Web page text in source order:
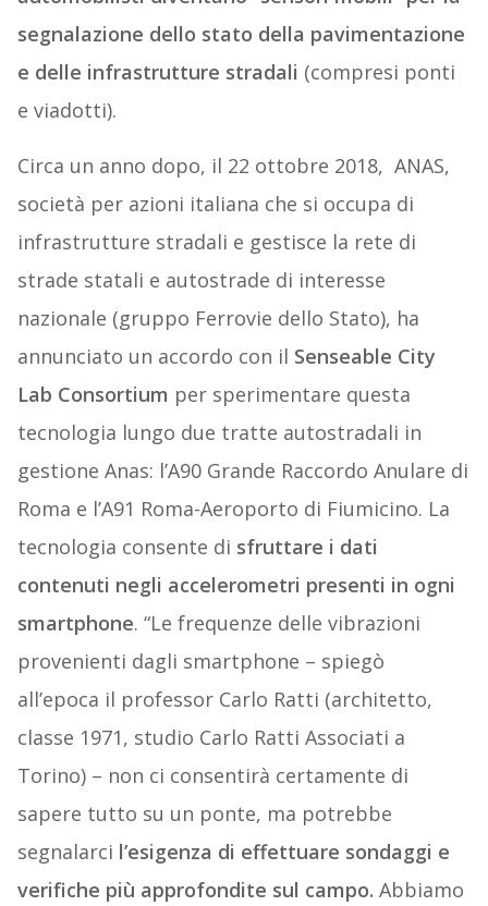
segnalazione dello stato della pavimentazione
e delle infrastrutture stradali (compresi ponti
e viadotti).
Circa un anno dopo, il 22 ottobre 2018, ANAS,
società per azioni italiana che si occupa di
infrastrutture stradali e gestisce la rete di
strade statali e autostrade di interesse
nazionale (gruppo Ferrovie dello Stato), ha
annunciato un accordo con il Senseable City
Lab Consortium per sperimentare questa
tecnologia lungo due tratte autostradali in
gestione Anas: l’A90 Grande Raccordo Anulare di
Roma e l’A91 Roma-Aeroporto di Fiumicino. La
tecnologia consente di sfruttare i dati
contenuti negli accelerometri presenti in ogni
smartphone. “Le frequenze delle vibrazioni
provenienti dagli smartphone – spiegò
all’epoca il professor Carlo Ratti (architetto,
classe 1971, studio Carlo Ratti Associati a
Torino) – non ci consentirà certamente di
sapere tutto su un ponte, ma potrebbe
segnalarci l’esigenza di effettuare sondaggi e
verifiche più approfondite sul campo. Abbiamo